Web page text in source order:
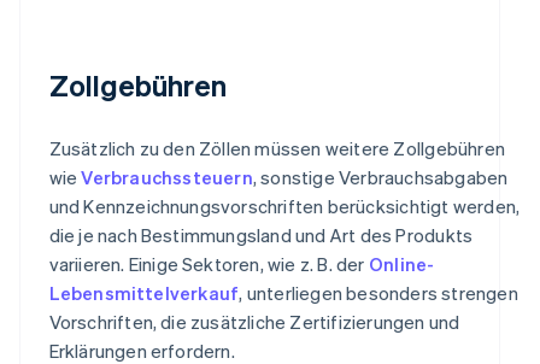
Zollgebühren
Zusätzlich zu den Zöllen müssen weitere Zollgebühren
wieVerbrauchssteuern, sonstige Verbrauchsabgaben
und Kennzeichnungsvorschriften berücksichtigt werden,
die je nach Bestimmungsland und Art des Produkts
variieren. Einige Sektoren, wie z. B. der Online-
Lebensmittelverkauf, unterliegen besonders strengen
Vorschriften, die zusätzliche Zertifizierungen und
Erklärungen erfordern.